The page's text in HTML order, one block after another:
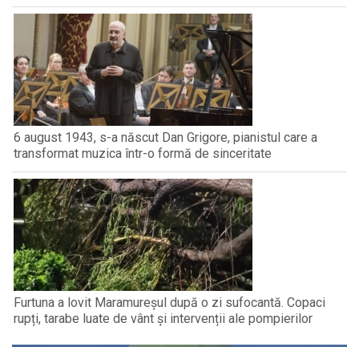
6 august 1943, s-a născut Dan Grigore, pianistul care a
transformat muzica într-o formă de sinceritate
Furtuna a lovit Maramureșul după o zi sufocantă. Copaci
rupți, tarabe luate de vânt și intervenții ale pompierilor